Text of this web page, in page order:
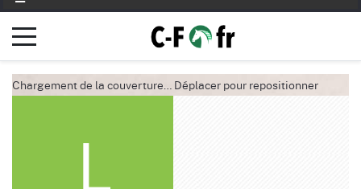
Chargement de la couverture… Déplacer pour repositionner